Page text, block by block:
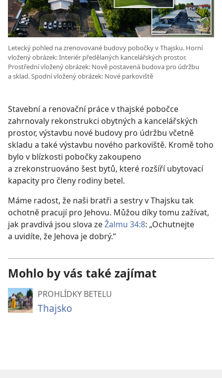
Letecký pohled na zrenovované budovy pobočky v Thajsku. Horní
vložený obrázek: Interiér předělaných kancelářských prostor.
Prostřední vložený obrázek: Nově postavená budova pro údržbu
a sklad. Spodní vložený obrázek: Nové parkoviště
Stavební a renovační práce v thajské pobočce
zahrnovaly rekonstrukci obytných a kancelářských
prostor, výstavbu nové budovy pro údržbu včetně
skladu a také výstavbu nového parkoviště. Kromě toho
bylo v blízkosti pobočky zakoupeno
a zrekonstruováno šest bytů, které rozšíří ubytovací
kapacity pro členy rodiny betel.
Máme radost, že naši bratři a sestry v Thajsku tak
ochotně pracují pro Jehovu. Můžou díky tomu zažívat,
jak pravdivá jsou slova zeŽalmu 34:8: „Ochutnejte
a uvidíte, že Jehova je dobrý.“
Mohlo by vás také zajímat
PROHLÍDKY BETELU
Thajsko